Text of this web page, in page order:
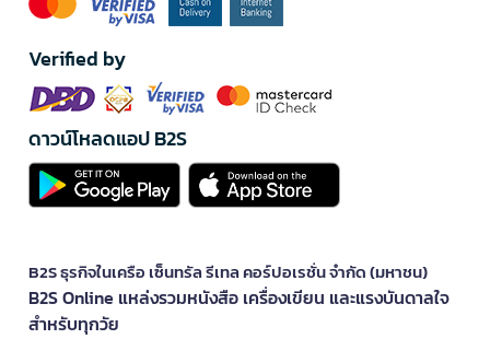
Verified by
ดาวน์โหลดแอป B2S
B2S ธุรกิจในเครือ เซ็นทรัล รีเทล คอร์ปอเรชั่น จำกัด (มหาชน)
B2S Online แหล่งรวมหนังสือ เครื่องเขียน และแรงบันดาลใจ
สำหรับทุกวัย